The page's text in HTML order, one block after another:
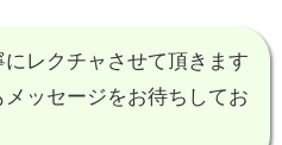
レクチャさせて頂きます
ッセージをお待ちしてお